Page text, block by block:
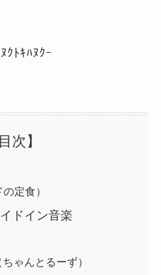
、、行ってきたッ！٩( ᐛ )وﾇｸﾄｷﾊﾇｸｰ
次】
定食）
ドイン音楽
ゃんとるーず）